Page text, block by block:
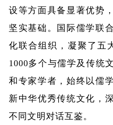
设等方面具备显著优势
坚实基础。国际儒学联
化联合组织，凝聚了五
1000多个与儒学及传统
和专家学者，始终以儒
新中华优秀传统文化，
不同文明对话互鉴。